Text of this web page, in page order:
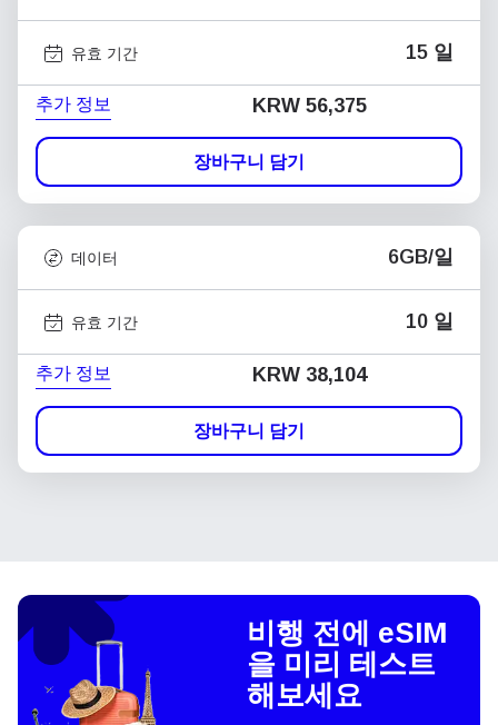
유효 기간 15 일
추가 정보 KRW 56,375
장바구니 담기
데이터 6GB/일
유효 기간 10 일
추가 정보 KRW 38,104
장바구니 담기
비행 전에 eSIM
을 미리 테스트
해보세요